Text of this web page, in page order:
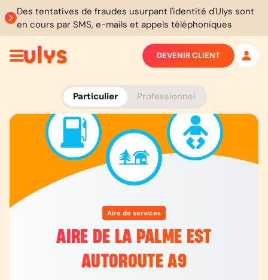
Des tentatives de fraudes usurpant l'identité d'Ulys sont
en cours par SMS, e-mails et appels téléphoniques
Particulier Professionnel
DEVENIR CLIENT
Aire de services
AIRE DE LA PALME EST
AUTOROUTE A9